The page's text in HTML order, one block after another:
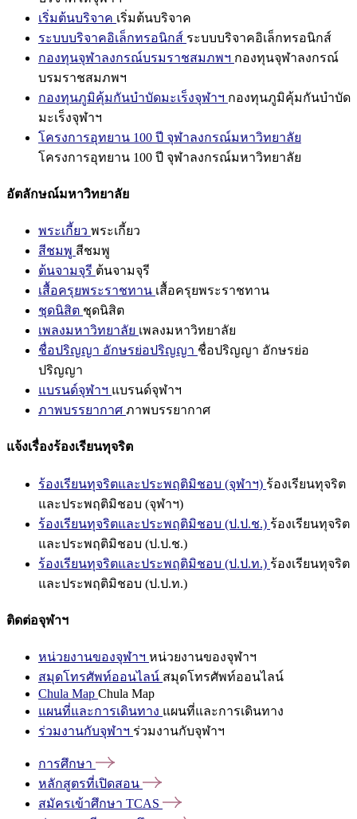
เริ่มต้นบริจาค เริ่มต้นบริจาค
ระบบบริจาคอิเล็กทรอนิกส์ ระบบบริจาคอิเล็กทรอนิกส์
กองทุนจุฬาลงกรณ์บรมราชสมภพฯ กองทุนจุฬาลงกรณ์
บรมราชสมภพฯ
กองทุนภูมิคุ้มกันบำบัดมะเร็งจุฬาฯ กองทุนภูมิคุ้มกันบำบัด
มะเร็งจุฬาฯ
โครงการอุทยาน 100 ปี จุฬาลงกรณ์มหาวิทยาลัย
โครงการอุทยาน 100 ปี จุฬาลงกรณ์มหาวิทยาลัย
อัตลักษณ์มหาวิทยาลัย
พระเกี้ยว พระเกี้ยว
สีชมพู สีชมพู
ต้นจามจุรี ต้นจามจุรี
เสื้อครุยพระราชทาน เสื้อครุยพระราชทาน
ชุดนิสิต ชุดนิสิต
เพลงมหาวิทยาลัย เพลงมหาวิทยาลัย
ชื่อปริญญา อักษรย่อปริญญา ชื่อปริญญา อักษรย่อ
ปริญญา
แบรนด์จุฬาฯ แบรนด์จุฬาฯ
ภาพบรรยากาศ ภาพบรรยากาศ
แจ้งเรื่องร้องเรียนทุจริต
ร้องเรียนทุจริตและประพฤติมิชอบ (จุฬาฯ) ร้องเรียนทุจริต
และประพฤติมิชอบ (จุฬาฯ)
ร้องเรียนทุจริตและประพฤติมิชอบ (ป.ป.ช.) ร้องเรียนทุจริต
และประพฤติมิชอบ (ป.ป.ช.)
ร้องเรียนทุจริตและประพฤติมิชอบ (ป.ป.ท.) ร้องเรียนทุจริต
และประพฤติมิชอบ (ป.ป.ท.)
ติดต่อจุฬาฯ
หน่วยงานของจุฬาฯ หน่วยงานของจุฬาฯ
สมุดโทรศัพท์ออนไลน์ สมุดโทรศัพท์ออนไลน์
Chula Map Chula Map
แผนที่และการเดินทาง แผนที่และการเดินทาง
ร่วมงานกับจุฬาฯ ร่วมงานกับจุฬาฯ
การศึกษา
หลักสูตรที่เปิดสอน
สมัครเข้าศึกษา TCAS